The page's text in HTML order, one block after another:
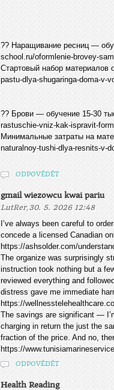
?? Наращивание ресниц —
school.ru/oformlenie-brovey-
Стартовый набор материалов
pastu-dlya-shugaringa-doma-v-
?? Брови — обучение 15-30
rastuschie-vniz-kak-ispravit-
Минимальные затраты на
naturalnoy-tushi-dlya-resnits-v-
ODPOVĚDĚT
gmail wiezowcu kwai pariu
LutRer, 30. 5. 2026 12:48
I’ve always been careful to
concede a licensed Canadian
https://ashsolder.com/
The organize was surprisingly
instruction took nothing but a
reviewed everything and
distress gave me immediate
https://
The savings are significant —
charging in return the just the
fraction of the price. And no,
https://
ODPOVĚDĚT
Health Reading